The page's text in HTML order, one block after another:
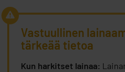
Vastuullinen
tärkeää tietoa
Kun harkitset lainaa: